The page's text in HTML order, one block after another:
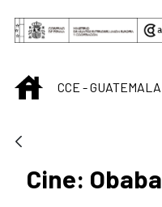
Skip to Main Content
INICIOCCE - GUATEMALA
Cine: Obaba